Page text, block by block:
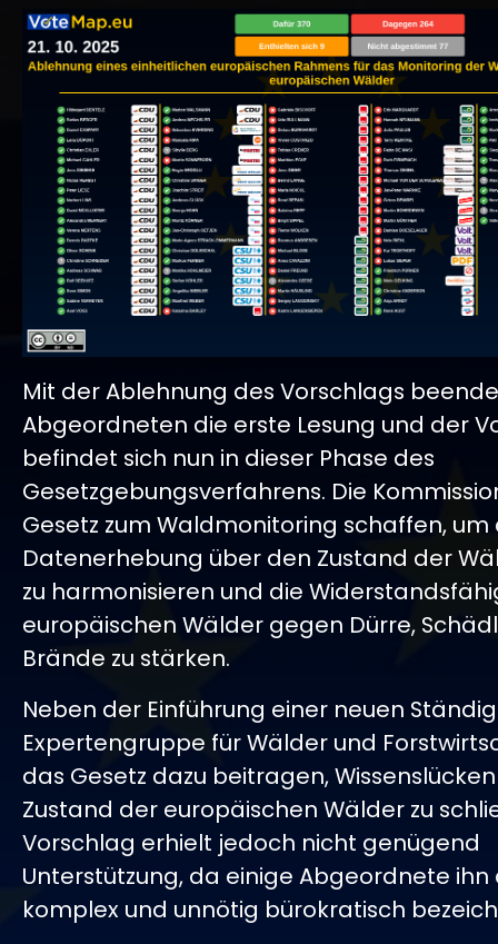
Mit der Ablehnung des Vorschlags
Abgeordneten die erste Lesung und der
befindet sich nun in dieser Phase des
Gesetzgebungsverfahrens. Die
Gesetz zum Waldmonitoring schaffen, um
Datenerhebung über den Zustand der
zu harmonisieren und die
europäischen Wälder gegen Dürre,
Brände zu stärken.
Neben der Einführung einer neuen
Expertengruppe für Wälder und
das Gesetz dazu beitragen,
Zustand der europäischen Wälder zu
Vorschlag erhielt jedoch nicht genügend
Unterstützung, da einige Abgeordnete ihn
komplex und unnötig bürokratisch